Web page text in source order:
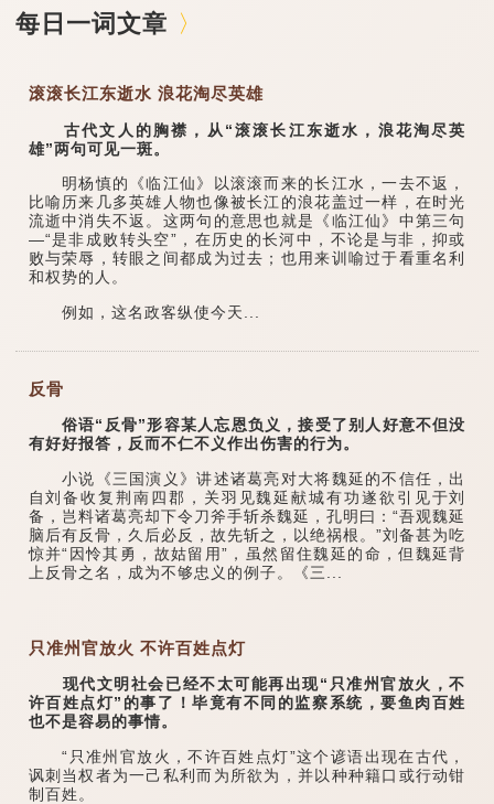
每日一词文章
滚滚长江东逝水 浪花淘尽英雄
古代文人的胸襟，从“滚滚长江东逝水，浪花淘尽英
雄”两句可见一斑。
明杨慎的《临江仙》以滚滚而来的长江水，一去不返，
比喻历来几多英雄人物也像被长江的浪花盖过一样，在时光
流逝中消失不返。这两句的意思也就是《临江仙》中第三句
—“是非成败转头空”，在历史的长河中，不论是与非，抑或
败与荣辱，转眼之间都成为过去；也用来训喻过于看重名利
和权势的人。
例如，这名政客纵使今天...
反骨
俗语“反骨”形容某人忘恩负义，接受了别人好意不但没
有好好报答，反而不仁不义作出伤害的行为。
小说《三国演义》讲述诸葛亮对大将魏延的不信任，出
自刘备收复荆南四郡，关羽见魏延献城有功遂欲引见于刘
备，岂料诸葛亮却下令刀斧手斩杀魏延，孔明曰：“吾观魏延
脑后有反骨，久后必反，故先斩之，以绝祸根。”刘备甚为吃
惊并“因怜其勇，故姑留用”，虽然留住魏延的命，但魏延背
上反骨之名，成为不够忠义的例子。《三...
只准州官放火 不许百姓点灯
现代文明社会已经不太可能再出现“只准州官放火，不
许百姓点灯”的事了！毕竟有不同的监察系统，要鱼肉百姓
也不是容易的事情。
“只准州官放火，不许百姓点灯”这个谚语出现在古代，
讽刺当权者为一己私利而为所欲为，并以种种籍口或行动钳
制百姓。